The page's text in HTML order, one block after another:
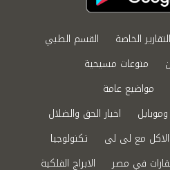
التقارير الخاصة
القسم الطبي
منوعات مسيحية
مواضيع عامة
اخبار الحق والضلال
مع لى لى
تكنولوجيا
في مصر الابراج الفلكية